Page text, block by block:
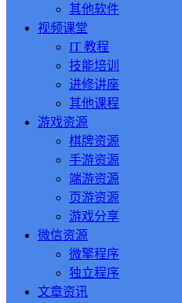
其他软件
视频课堂
IT 教程
技能培训
进修讲座
其他课程
游戏资源
棋牌资源
手游资源
端游资源
页游资源
游戏分享
微信资源
微擎程序
独立程序
文章资讯